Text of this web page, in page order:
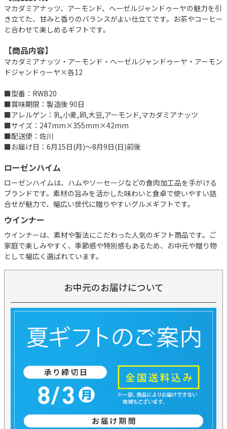
マカダミアナッツ、アーモンド、ヘーゼルジャンドゥーヤの魅力を引
き立てた、甘みと香りのバランスがよい仕立てです。お茶やコーヒー
と合わせて楽しめるギフトです。
【商品内容】
マカダミアナッツ・アーモンド・ヘーゼルジャンドゥーヤ・アーモン
ドジャンドゥーヤ×各12
■型番：RWB20
■賞味期限：製造後 90日
■アレルゲン：乳,小麦,卵,大豆,アーモンド,マカダミアナッツ
■サイズ：247mm×355mm×42mm
■配送便：佐川
■お届け日：6月15日(月)～8月9日(日)前後
ローゼンハイム
ローゼンハイムは、ハムやソーセージなどの食肉加工品を手がける
ブランドです。素材の旨みを活かした味わいと食卓で使いやすい詰
合せが魅力で、幅広い世代に贈りやすいグルメギフトです。
ウインナー
ウインナーは、素材や製法にこだわった人気のギフト商品です。ご
家庭で楽しみやすく、季節感や特別感もあるため、お中元や贈り物
として幅広く選ばれています。
お中元のお届けについて